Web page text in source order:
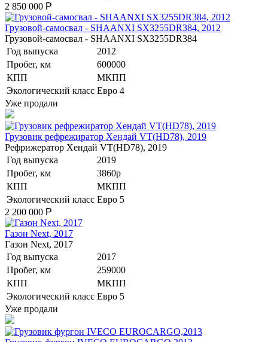
2 850 000 Р
Грузовой-самосвал - SHAANXI SX3255DR384, 2012
Грузовой-самосвал - SHAANXI SX3255DR384
Год выпуска
2012
Пробег, км
600000
КПП
МКПП
Экологический класс Евро 4
Уже продали
Грузовик рефрежиратор Хендай VT(HD78), 2019
Рефрижератор Хендай VT(HD78), 2019
Год выпуска
2019
Пробег, км
3860p
КПП
МКПП
Экологический класс Евро 5
2 200 000 Р
Газон Next, 2017
Газон Next, 2017
Год выпуска
2017
Пробег, км
259000
КПП
МКПП
Экологический класс Евро 5
Уже продали